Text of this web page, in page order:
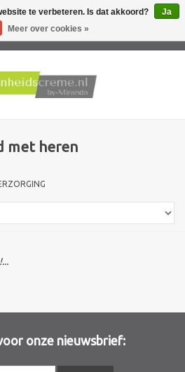
met heren
onze nieuwsbrief:
te verbeteren. Is dat akkoord?
Ja
Meer over cookies »